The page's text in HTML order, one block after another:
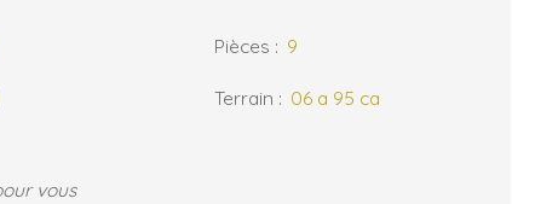
Pièces : 9
Terrain : 06 a 95 ca
vous